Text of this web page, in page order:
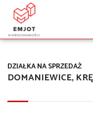
DOMANIEWICE,
DZIAŁKA NA SPRZEDAŻ